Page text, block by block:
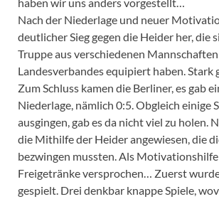
Nach der Niederlage und neuer
deutlicher Sieg gegen die Heider her, die
Truppe aus verschiedenen
Landesverbandes equipiert haben. Stark
Zum Schluss kamen die Berliner, es gab
Niederlage, nämlich 0:5. Obgleich einige
ausgingen, gab es da nicht viel zu holen.
die Mithilfe der Heider angewiesen, die
bezwingen mussten. Als
Freigetränke versprochen… Zuerst
gespielt. Drei denkbar knappe Spiele,